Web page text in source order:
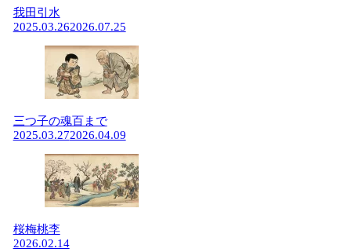
我田引水
2025.03.262026.07.25
三つ子の魂百まで
2025.03.272026.04.09
桜梅桃李
2026.02.14